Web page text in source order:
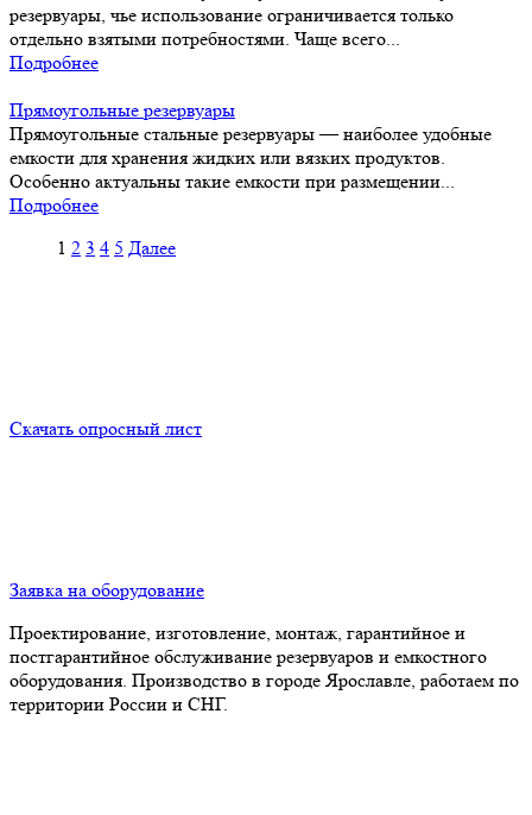
резервуары, чье использование ограничивается только
отдельно взятыми потребностями. Чаще всего...
Подробнее
Прямоугольные резервуары
Прямоугольные стальные резервуары — наиболее удобные
емкости для хранения жидких или вязких продуктов.
Особенно актуальны такие емкости при размещении...
Подробнее
Навигация
1 2 3 4 5 Далее
Скачать опросный лист
Заявка на оборудование
Проектирование, изготовление, монтаж, гарантийное и
постгарантийное обслуживание резервуаров и емкостного
оборудования. Производство в городе Ярославле, работаем по
территории России и СНГ.